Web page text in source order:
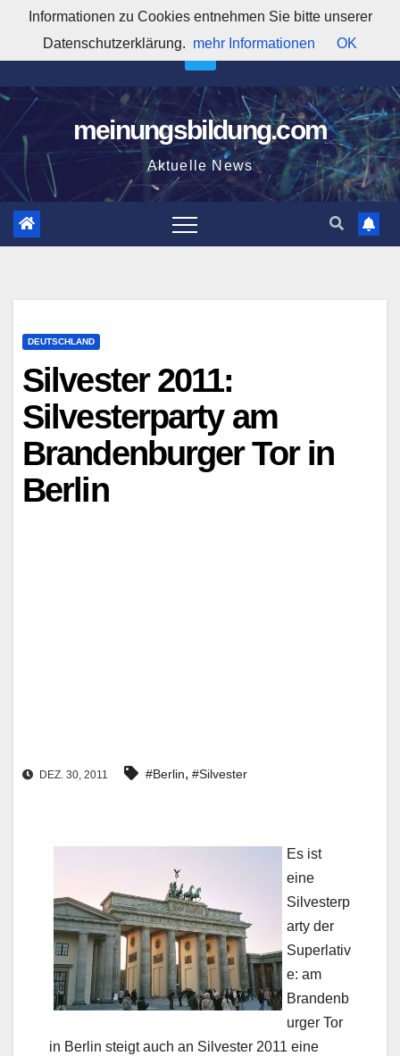
springen
6:22:23 AM
meinungsbildung.com
Aktuelle News
DEUTSCHLAND
Silvester 2011:
Silvesterparty am
Brandenburger Tor in
Berlin
DEZ. 30, 2011 #Berlin, #Silvester
Es ist
eine
Silvesterp
arty der
Superlativ
e: am
Brandenb
urger Tor
in Berlin steigt auch an Silvester 2011 eine
Informationen zu Cookies entnehmen Sie bitte unserer
Datenschutzerklärung. mehr Informationen OK